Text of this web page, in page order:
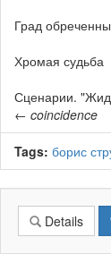
Град
Хромая судьба
Сценарии.
← coincidence
Tags: борис
Details